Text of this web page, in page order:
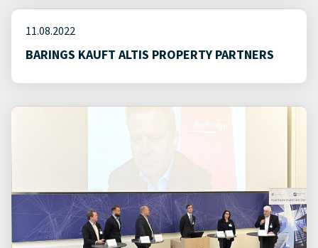
11.08.2022
BARINGS KAUFT ALTIS PROPERTY PARTNERS